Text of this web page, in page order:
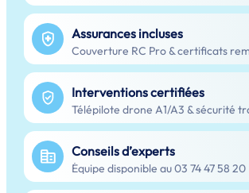
Assurances incluses
Interventions certifiées
Conseils d’experts
Équipe disponible au 03 74 47 58 20